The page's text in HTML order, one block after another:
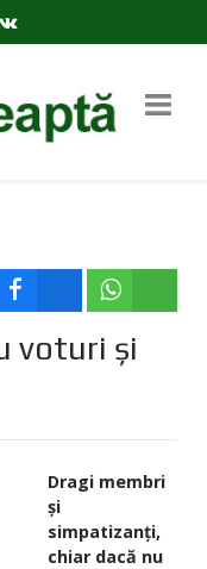
voturi și
Dragi membri
și
simpatizanți,
chiar dacă nu